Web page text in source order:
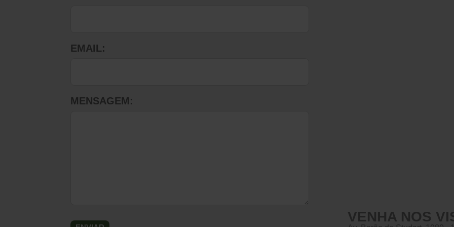
EMAIL:
MENSAGEM:
VENHA NOS